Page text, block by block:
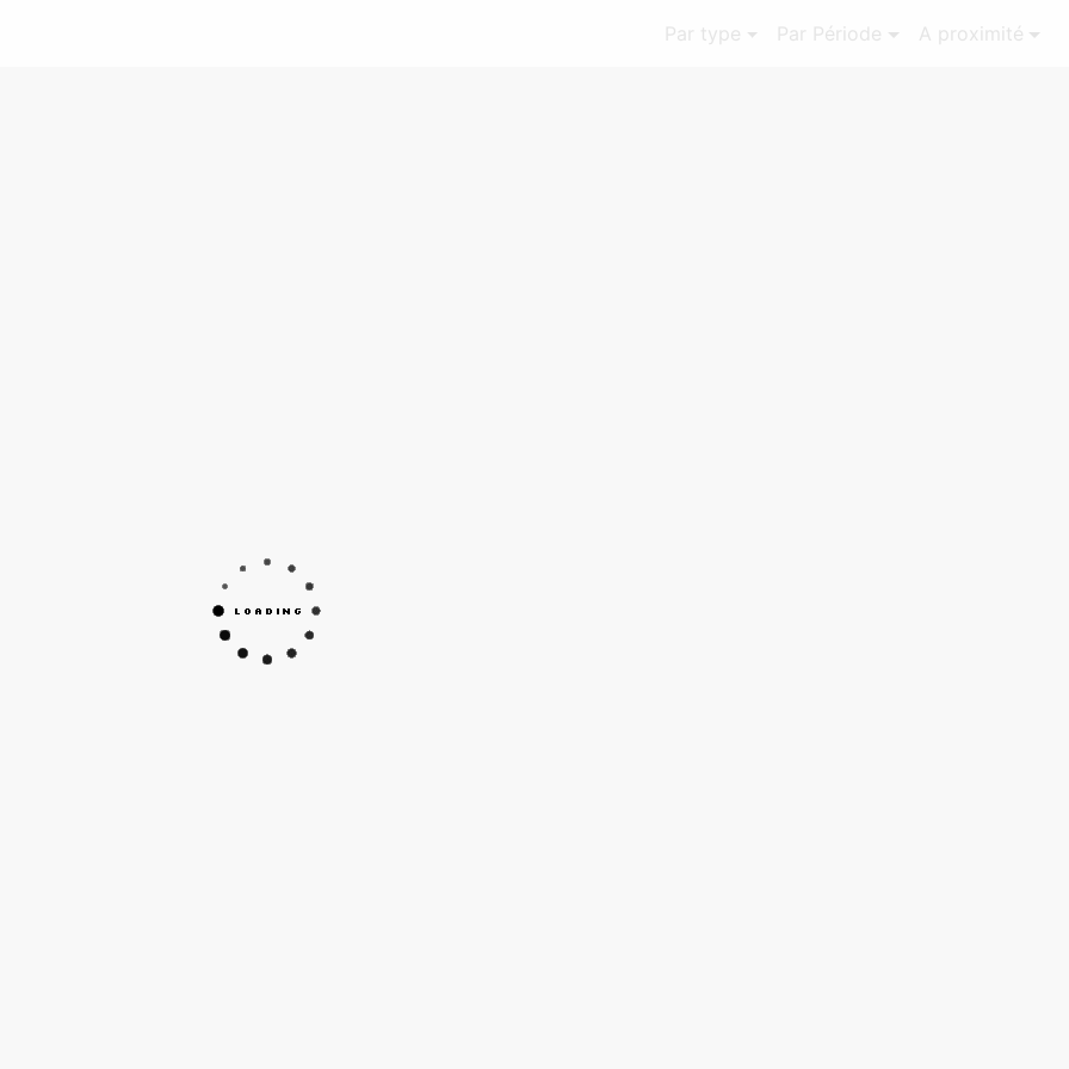
Par type Par Période A proximité